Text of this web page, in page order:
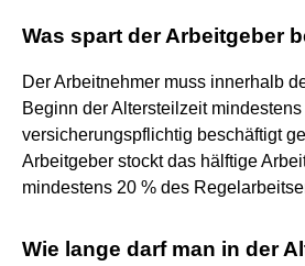
Was spart der Arbeitgeber
Der Arbeitnehmer muss innerhalb
Beginn der Altersteilzeit
versicherungspflichtig beschäftigt
Arbeitgeber stockt das hälftige
mindestens 20 % des
Wie lange darf man in der